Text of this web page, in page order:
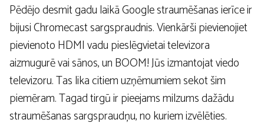
Pēdējo desmit gadu laikā Google straumēšanas ierīce ir
bijusi Chromecast sargspraudnis. Vienkārši pievienojiet
pievienoto HDMI vadu pieslēgvietai televizora
aizmugurē vai sānos, un BOOM! Jūs izmantojat viedo
televizoru. Tas lika citiem uzņēmumiem sekot šim
piemēram. Tagad tirgū ir pieejams milzums dažādu
straumēšanas sargspraudņu, no kuriem izvēlēties.